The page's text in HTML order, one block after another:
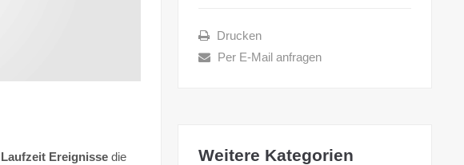
Laufzeit Ereignisse die
Drucken
Per E-Mail anfragen
Weitere Kategorien